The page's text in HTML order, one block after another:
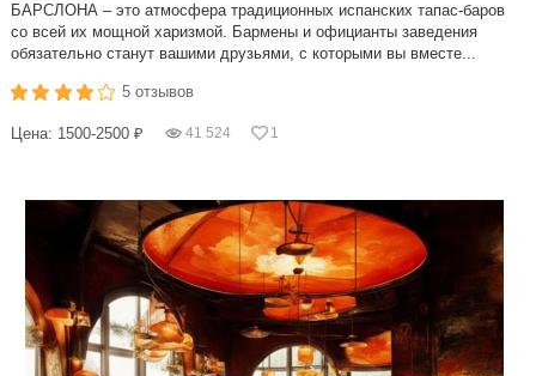
БАРСЛОНА – это атмосфера традиционных испанских тапас-баров
со всей их мощной харизмой. Бармены и официанты заведения
обязательно станут вашими друзьями, с которыми вы вместе...
5 отзывов
Цена: 1500-2500 ₽ 41 524 1